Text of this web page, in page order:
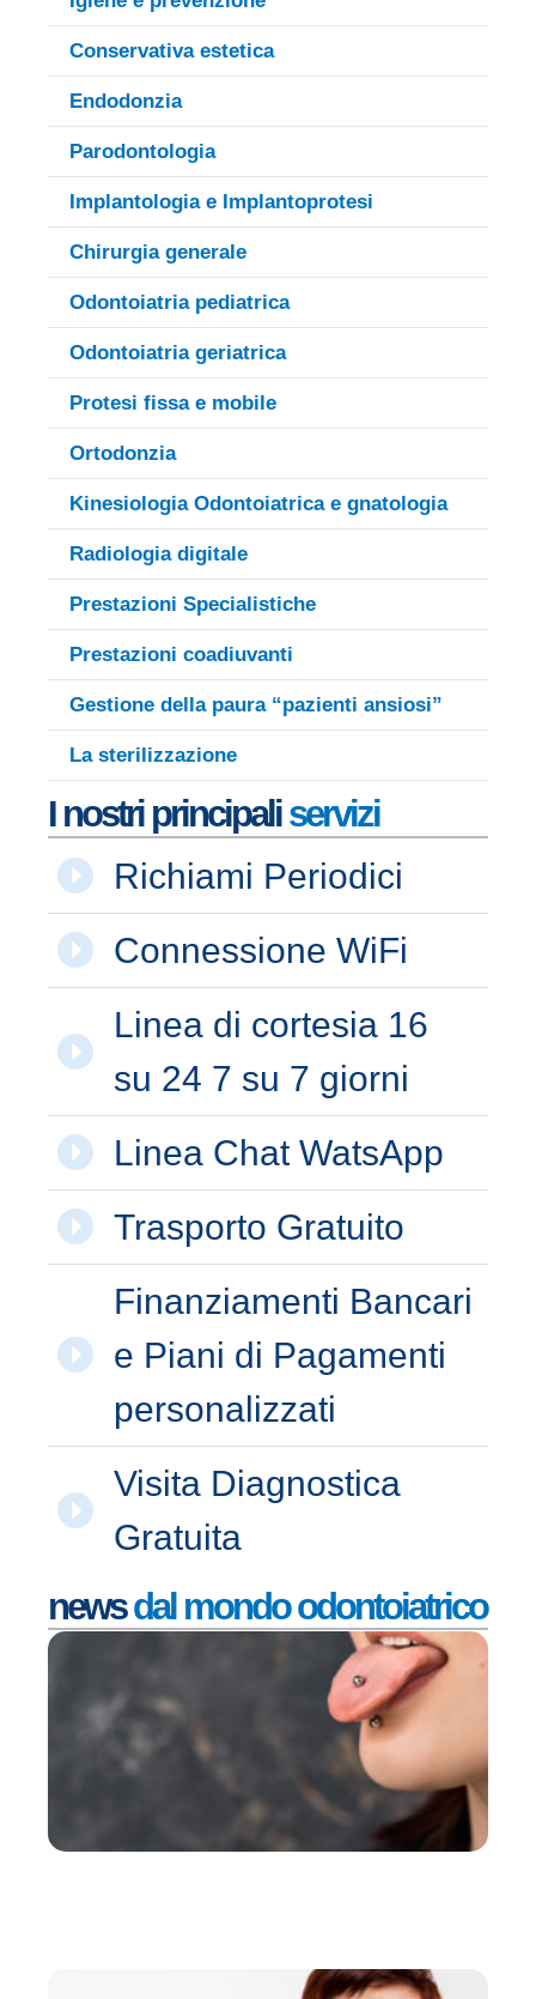
Conservativa estetica
Endodonzia
Parodontologia
Implantologia e Implantoprotesi
Chirurgia generale
Odontoiatria pediatrica
Odontoiatria geriatrica
Protesi fissa e mobile
Ortodonzia
Kinesiologia Odontoiatrica e gnatologia
Radiologia digitale
Prestazioni Specialistiche
Prestazioni coadiuvanti
Gestione della paura “pazienti ansiosi”
La sterilizzazione
I nostri principaliservizi
Richiami Periodici
Connessione WiFi
Linea di cortesia 16
su 24 7 su 7 giorni
Linea Chat WatsApp
Trasporto Gratuito
Finanziamenti Bancari
e Piani di Pagamenti
personalizzati
Visita Diagnostica
Gratuita
newsdal mondo odontoiatrico